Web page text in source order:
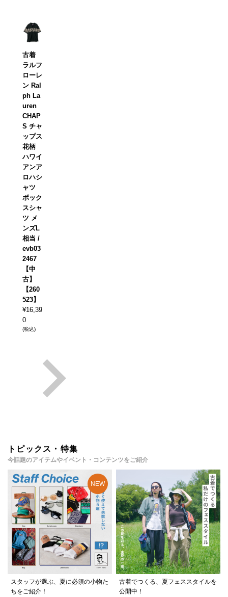
古着
ラルフ
ローレ
ン Ral
ph La
uren
CHAP
S チャ
ップス
花柄
ハワイ
アンア
ロハシ
ャツ
ボック
スシャ
ツ メ
ンズL
相当 /
evb03
2467
【中
古】
【260
523】
¥16,39
0
(税込)
トピックス・特集
今話題のアイテムやイベント・コンテンツをご紹介
スタッフが選ぶ、夏に必須の小物た
ちをご紹介！
古着でつくる、夏フェススタイルを
公開中！